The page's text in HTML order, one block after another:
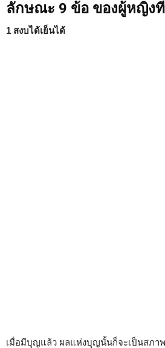
ลักษณะ 9 ข้อ ของผู้หญิง
1 สงบได้เย็นได้
เมื่อมีบุญแล้ว ผลแห่งบุญนั้นก็จะเป็นสภา